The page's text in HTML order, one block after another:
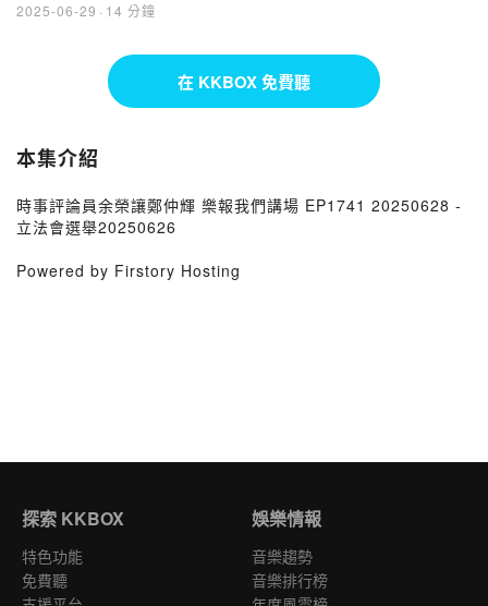
2025-06-29 · 14 分鐘
在 KKBOX 免費聽
本集介紹
時事評論員余榮讓鄭仲輝 樂報我們講場 EP1741 20250628 -
立法會選舉20250626
Powered by Firstory Hosting
探索 KKBOX
特色功能
免費聽
娛樂情報
音樂趨勢
音樂排行榜